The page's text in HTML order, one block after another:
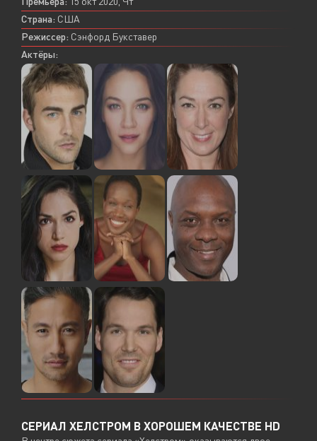
Страна: США
Режиссер: Сэнфорд Букставер
Актёры:
СЕРИАЛ ХЕЛСТРОМ В ХОРОШЕМ КАЧЕСТВЕ HD